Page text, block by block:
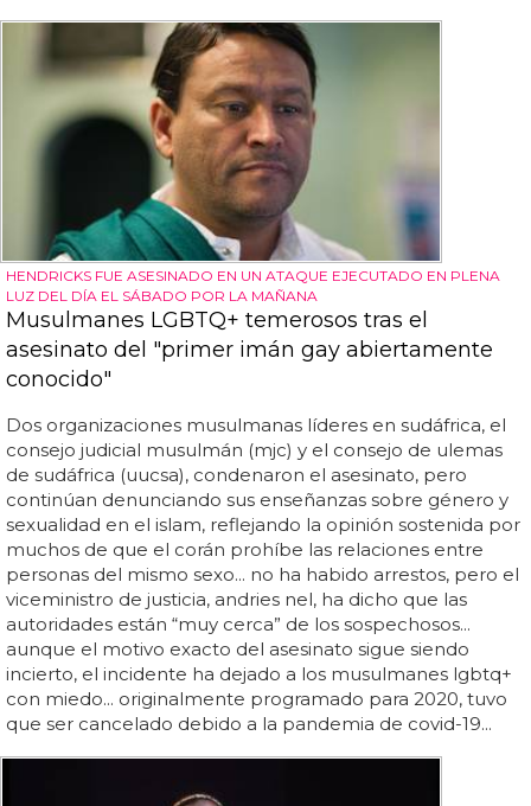
HENDRICKS FUE ASESINADO EN UN ATAQUE EJECUTADO EN PLENA
LUZ DEL DÍA EL SÁBADO POR LA MAÑANA
Musulmanes LGBTQ+ temerosos tras el
asesinato del "primer imán gay abiertamente
conocido"
Dos organizaciones musulmanas líderes en sudáfrica, el
consejo judicial musulmán (mjc) y el consejo de ulemas
de sudáfrica (uucsa), condenaron el asesinato, pero
continúan denunciando sus enseñanzas sobre género y
sexualidad en el islam, reflejando la opinión sostenida por
muchos de que el corán prohíbe las relaciones entre
personas del mismo sexo... no ha habido arrestos, pero el
viceministro de justicia, andries nel, ha dicho que las
autoridades están “muy cerca” de los sospechosos...
aunque el motivo exacto del asesinato sigue siendo
incierto, el incidente ha dejado a los musulmanes lgbtq+
con miedo... originalmente programado para 2020, tuvo
que ser cancelado debido a la pandemia de covid-19...